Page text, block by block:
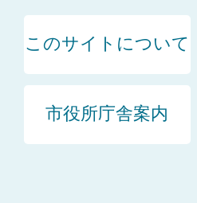
このサイトについて
市役所庁舎案内